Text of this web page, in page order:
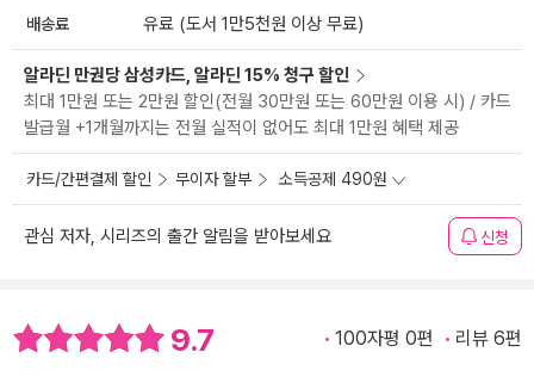
배송료 유료 (도서 1만5천원 이상 무료)
알라딘 만권당 삼성카드, 알라딘 15% 청구 할인
최대 1만원 또는 2만원 할인(전월 30만원 또는 60만원 이용 시) / 카드
발급월 +1개월까지는 전월 실적이 없어도 최대 1만원 혜택 제공
카드/간편결제 할인 무이자 할부 소득공제 490원
관심 저자, 시리즈의 출간 알림을 받아보세요 신청
9.7 100자평 0편 리뷰 6편